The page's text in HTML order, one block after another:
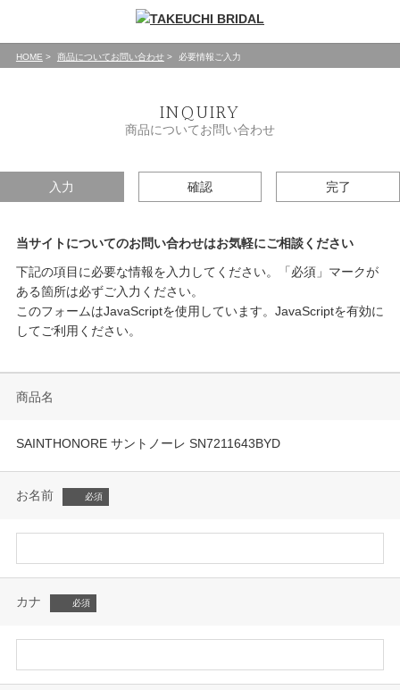
HOME 商品についてお問い合わせ 必要情報ご入力
INQUIRY
商品についてお問い合わせ
入力 確認 完了
当サイトについてのお問い合わせはお気軽にご相談ください
下記の項目に必要な情報を入力してください。「必須」マークが
ある箇所は必ずご入力ください。
このフォームはJavaScriptを使用しています。JavaScriptを有効に
してご利用ください。
商品名
SAINTHONORE サントノーレ SN7211643BYD
お名前
カナ